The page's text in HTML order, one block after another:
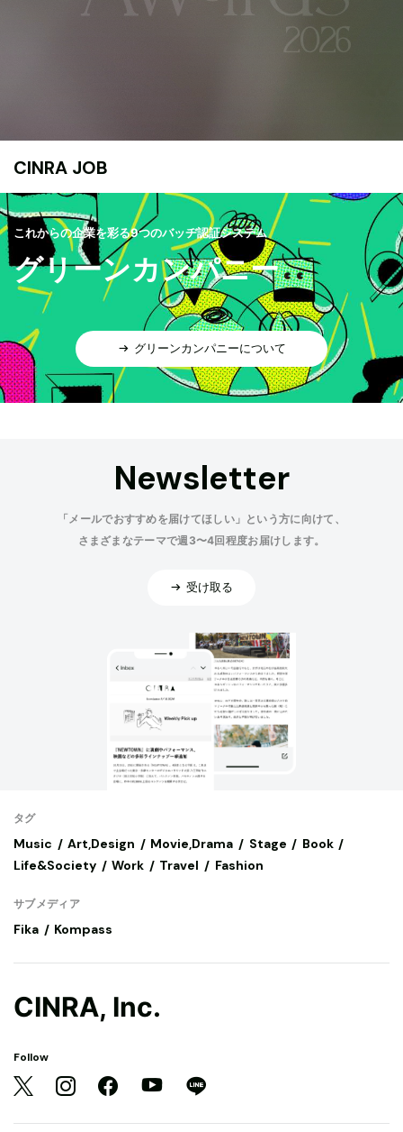
CINRA JOB
これからの企業を彩る9つのバッヂ認証システム
グリーンカンパニー
グリーンカンパニーについて
Newsletter
「メールでおすすめを届けてほしい」という方に向けて、
さまざまなテーマで週3〜4回程度お届けします。
受け取る
タグ
Music Art,Design Movie,Drama Stage
Book
Life&Society
Work Travel Fashion
サブメディア
Fika Kompass
CINRA, Inc.
Follow